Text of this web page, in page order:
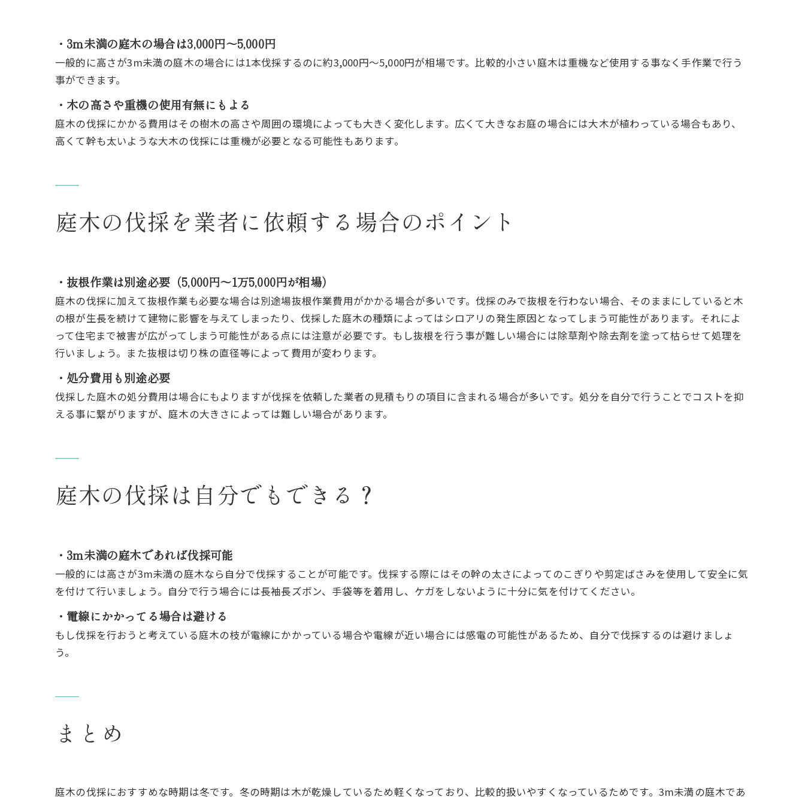
・3m未満の庭木の場合は3,000円～5,000円
一般的に高さが3m未満の庭木の場合には1本伐採するのに約3,000円～5,000円が相場です。比較的小さい庭木は重機など使用する事なく手作業で行う
事ができます。
・木の高さや重機の使用有無にもよる
庭木の伐採にかかる費用はその樹木の高さや周囲の環境によっても大きく変化します。広くて大きなお庭の場合には大木が植わっている場合もあり、
高くて幹も太いような大木の伐採には重機が必要となる可能性もあります。
庭木の伐採を業者に依頼する場合のポイント
・抜根作業は別途必要（5,000円～1万5,000円が相場）
庭木の伐採に加えて抜根作業も必要な場合は別途場抜根作業費用がかかる場合が多いです。伐採のみで抜根を行わない場合、そのままにしていると木
の根が生長を続けて建物に影響を与えてしまったり、伐採した庭木の種類によってはシロアリの発生原因となってしまう可能性があります。それによ
って住宅まで被害が広がってしまう可能性がある点には注意が必要です。もし抜根を行う事が難しい場合には除草剤や除去剤を塗って枯らせて処理を
行いましょう。また抜根は切り株の直径等によって費用が変わります。
・処分費用も別途必要
伐採した庭木の処分費用は場合にもよりますが伐採を依頼した業者の見積もりの項目に含まれる場合が多いです。処分を自分で行うことでコストを抑
える事に繋がりますが、庭木の大きさによっては難しい場合があります。
庭木の伐採は自分でもできる？
・3m未満の庭木であれば伐採可能
一般的には高さが3m未満の庭木なら自分で伐採することが可能です。伐採する際にはその幹の太さによってのこぎりや剪定ばさみを使用して安全に気
を付けて行いましょう。自分で行う場合には長袖長ズボン、手袋等を着用し、ケガをしないように十分に気を付けてください。
・電線にかかってる場合は避ける
もし伐採を行おうと考えている庭木の枝が電線にかかっている場合や電線が近い場合には感電の可能性があるため、自分で伐採するのは避けましょ
う。
まとめ
庭木の伐採におすすめな時期は冬です。冬の時期は木が乾燥しているため軽くなっており、比較的扱いやすくなっているためです。3m未満の庭木であ